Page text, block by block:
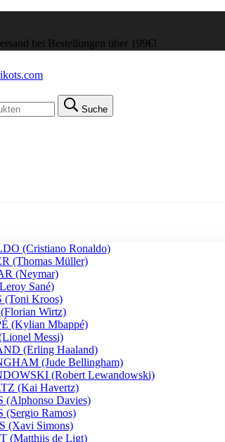
bei Bestellungen über 199€!
Suche
(Cristiano Ronaldo)
(Thomas Müller)
(Neymar)
Sané)
(Toni Kroos)
Wirtz)
(Kylian Mbappé)
Messi)
(Erling Haaland)
(Jude Bellingham)
(Robert Lewandowski)
(Kai Havertz)
(Alphonso Davies)
(Sergio Ramos)
(Xavi Simons)
(Matthijs de Ligt)